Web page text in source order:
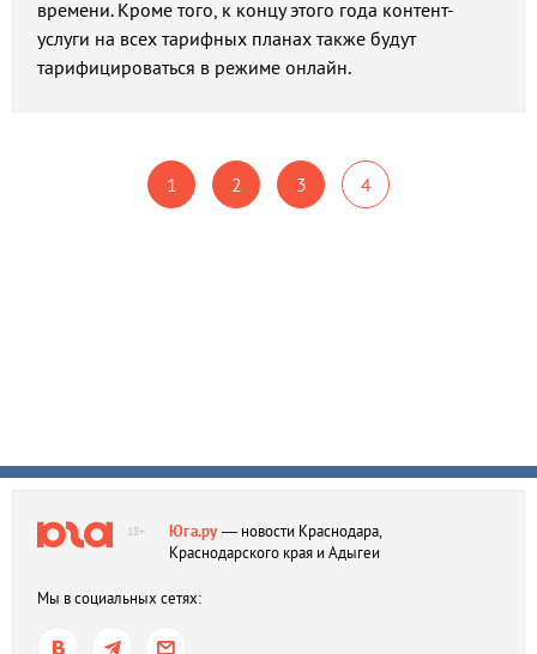
времени. Кроме того, к концу этого года контент-
услуги на всех тарифных планах также будут
тарифицироваться в режиме онлайн.
1 2 3 4
18+ Юга.ру— новости Краснодара,
Краснодарского края и Адыгеи
Мы в социальных сетях: